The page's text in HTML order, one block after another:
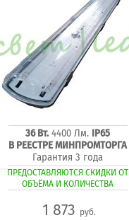
36 Вт. 4400 Лм.
IP65
В РЕЕСТРЕ МИНПРОМТОРГА
Гарантия 3 года
ПРЕДОСТАВЛЯЮТСЯ СКИДКИ ОТ
ОБЪЁМА И КОЛИЧЕСТВА
1 873 руб.